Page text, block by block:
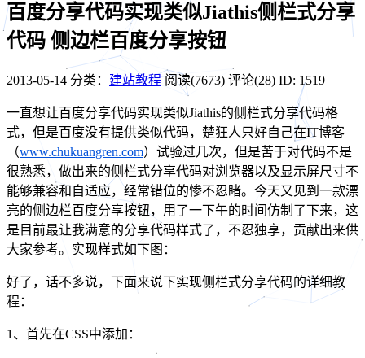
百度分享代码实现类似Jiathis侧栏式分享
代码 侧边栏百度分享按钮
2013-05-14 分类： 建站教程 阅读(7673) 评论(28) ID: 1519
一直想让百度分享代码实现类似Jiathis的侧栏式分享代码格
式，但是百度没有提供类似代码，楚狂人只好自己在IT博客
（www.chukuangren.com）试验过几次，但是苦于对代码不是
很熟悉，做出来的侧栏式分享代码对浏览器以及显示屏尺寸不
能够兼容和自适应，经常错位的惨不忍睹。今天又见到一款漂
亮的侧边栏百度分享按钮，用了一下午的时间仿制了下来，这
是目前最让我满意的分享代码样式了，不忍独享，贡献出来供
大家参考。实现样式如下图：
好了，话不多说，下面来说下实现侧栏式分享代码的详细教
程：
1、首先在CSS中添加：